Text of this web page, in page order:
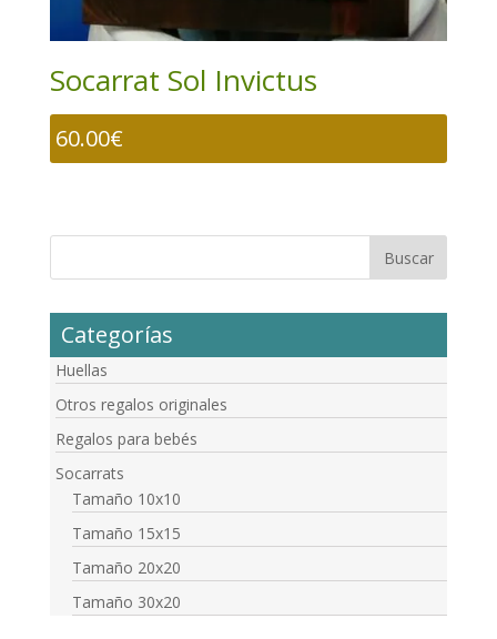
Socarrat Sol Invictus
60.00€
Categorías
Huellas
Otros regalos originales
Regalos para bebés
Socarrats
Tamaño 10x10
Tamaño 15x15
Tamaño 20x20
Tamaño 30x20